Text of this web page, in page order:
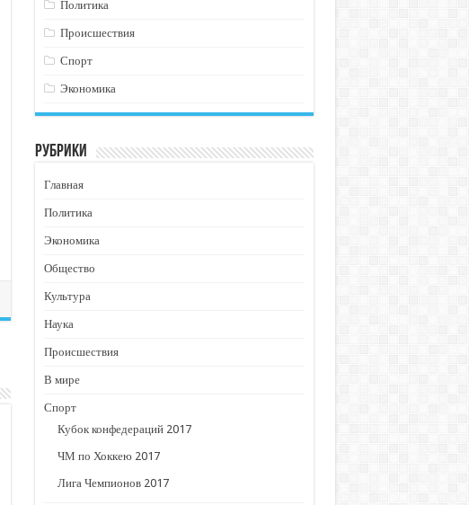
Политика
Происшествия
Спорт
Экономика
Рубрики
Главная
Политика
Экономика
Общество
Культура
Наука
Происшествия
В мире
Спорт
Кубок конфедераций 2017
ЧМ по Хоккею 2017
Лига Чемпионов 2017